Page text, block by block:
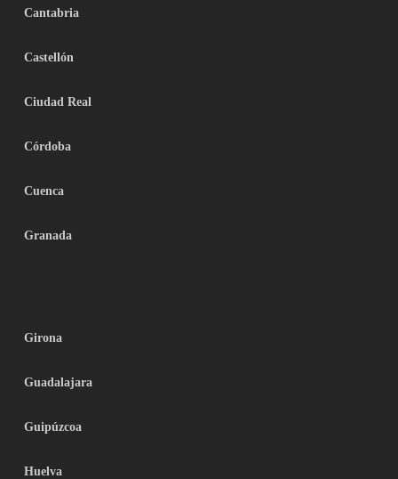
Cantabria
Castellón
Ciudad Real
Córdoba
Cuenca
Granada
Girona
Guadalajara
Guipúzcoa
Huelva